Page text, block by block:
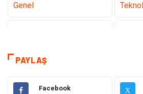
Genel
Eğitim
Makine
PAYLAŞ
Facebook X